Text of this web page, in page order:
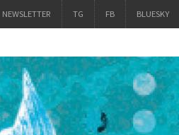
NEWSLETTER TG FB BLUESKY